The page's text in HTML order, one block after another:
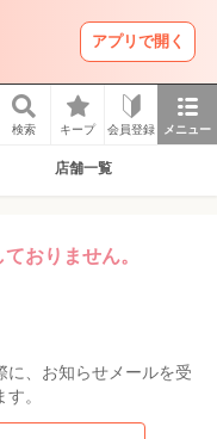
アプリで開く
検索 キープ 会員登録 メニュー
店舗一覧
おりません。
に、お知らせメールを受
。